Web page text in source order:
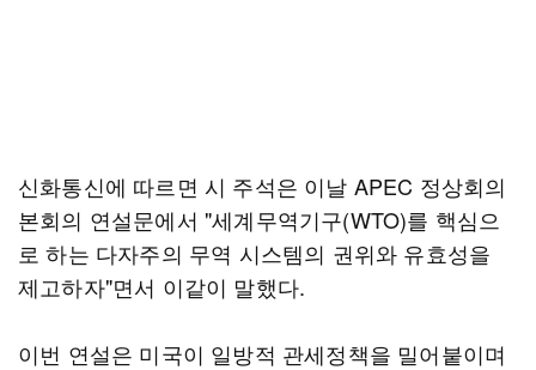
신화통신에 따르면 시 주석은 이날 APEC 정상회의
본회의 연설문에서 "세계무역기구(WTO)를 핵심으
로 하는 다자주의 무역 시스템의 권위와 유효성을
제고하자"면서 이같이 말했다.
이번 연설은 미국이 일방적 관세정책을 밀어붙이며